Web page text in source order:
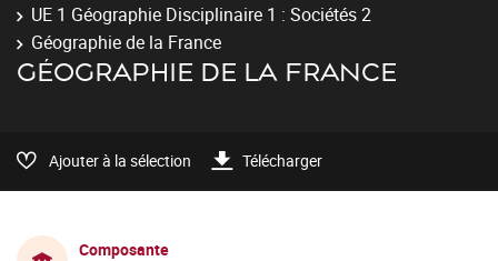
UE 1 Géographie Disciplinaire 1 : Sociétés 2
Géographie de la France
GÉOGRAPHIE DE LA FRANCE
Ajouter à la sélection Télécharger
Composante